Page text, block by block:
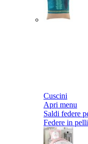
Cuscini
Apri menu
Saldi federe
Federe in